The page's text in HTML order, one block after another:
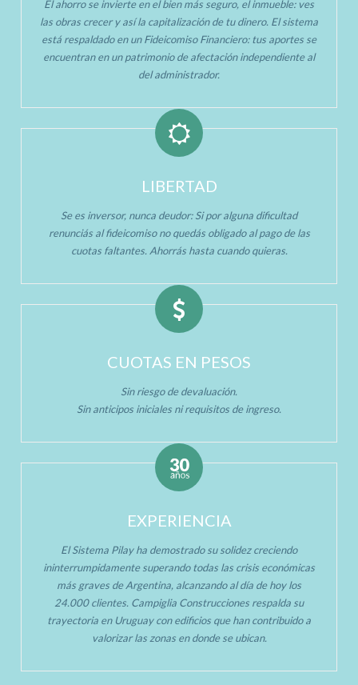
El ahorro se invierte en el bien más seguro, el inmueble: ves
las obras crecer y así la capitalización de tu dinero. El sistema
está respaldado en un Fideicomiso Financiero: tus aportes se
encuentran en un patrimonio de afectación independiente al
del administrador.
LIBERTAD
Se es inversor, nunca deudor: Si por alguna dificultad
renunciás al fideicomiso no quedás obligado al pago de las
cuotas faltantes. Ahorrás hasta cuando quieras.
CUOTAS EN PESOS
Sin riesgo de devaluación.
Sin anticipos iniciales ni requisitos de ingreso.
EXPERIENCIA
El Sistema Pilay ha demostrado su solidez creciendo
ininterrumpidamente superando todas las crisis económicas
más graves de Argentina, alcanzando al día de hoy los
24.000 clientes. Campiglia Construcciones respalda su
trayectoria en Uruguay con edificios que han contribuido a
valorizar las zonas en donde se ubican.